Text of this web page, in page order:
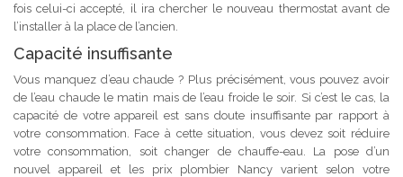
fois celui-ci accepté, il ira chercher le nouveau thermostat avant de
l’installer à la place de l’ancien.
Capacité insuffisante
Vous manquez d’eau chaude ? Plus précisément, vous pouvez avoir
de l’eau chaude le matin mais de l’eau froide le soir. Si c’est le cas, la
capacité de votre appareil est sans doute insuffisante par rapport à
votre consommation. Face à cette situation, vous devez soit réduire
votre consommation, soit changer de chauffe-eau. La pose d’un
nouvel appareil et les prix plombier Nancy varient selon votre